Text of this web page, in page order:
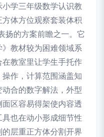
小学三年级数学认识教
体方位观察套装体积
扬的方案前瞻之一。它
教材较为困难领域系
教室里让学生手托作
作，计算范围涵盖知
合的数字解法，外型
区容易得架使内容透
也在动小形成细节性
层重正方体分割开界